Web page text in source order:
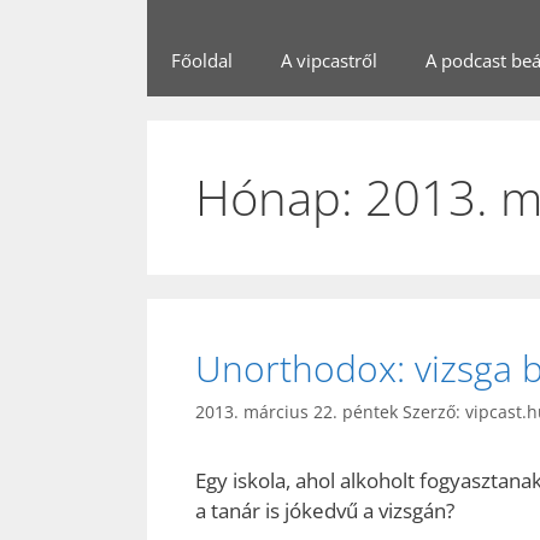
Főoldal A vipcastről A podcast
Hónap: 2013.
Unorthodox: vizsga
2013. március 22. péntek Szerző:
Egy iskola, ahol alkoholt
a tanár is jókedvű a vizsgán?